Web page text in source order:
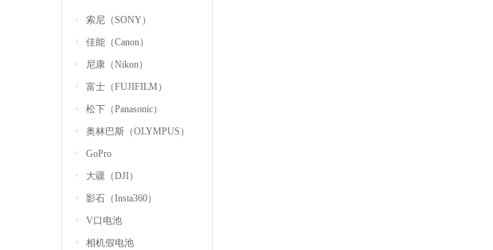
索尼（SONY）
佳能（Canon）
尼康（Nikon）
富士（FUJIFILM）
松下（Panasonic）
奥林巴斯（OLYMPUS）
GoPro
大疆（DJI）
影石（Insta360）
V口电池
相机假电池